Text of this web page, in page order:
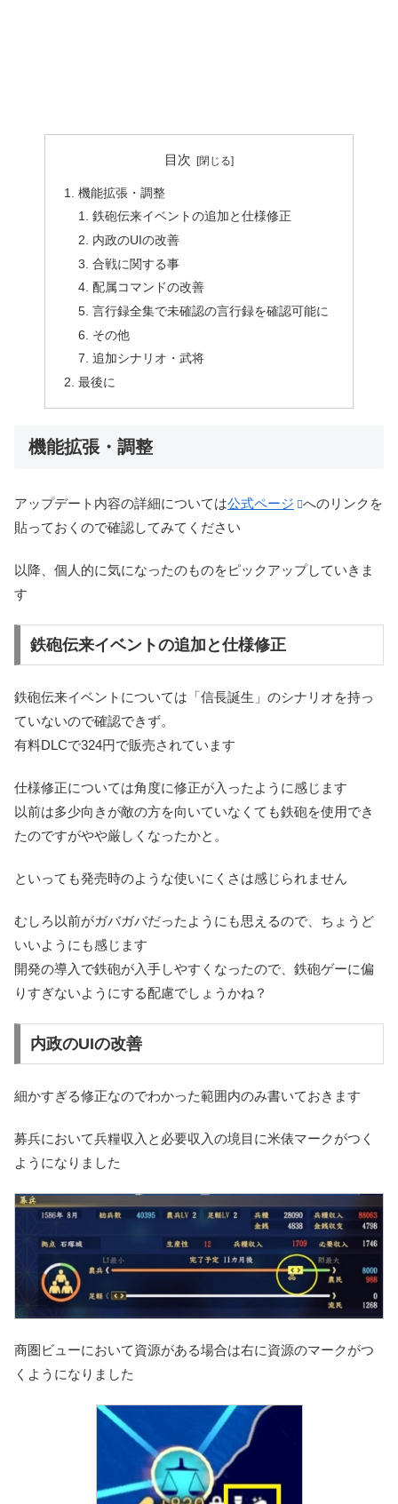
目次
機能拡張・調整
鉄砲伝来イベントの追加と仕様修正
内政のUIの改善
合戦に関する事
配属コマンドの改善
言行録全集で未確認の言行録を確認可能に
その他
追加シナリオ・武将
最後に
機能拡張・調整
アップデート内容の詳細については公式ページ
へのリンクを
貼っておくので確認してみてください
以降、個人的に気になったのものをピックアップしていきま
す
鉄砲伝来イベントの追加と仕様修正
鉄砲伝来イベントについては「信長誕生」のシナリオを持っ
ていないので確認できず。
有料DLCで324円で販売されています
仕様修正については角度に修正が入った ように感じます
以前は多少向きが敵の方を向いていなくても鉄砲を使用でき
たのですがやや厳しくなったかと。
といっても発売時のような使いにくさは感じられません
むしろ以前がガバガバだったようにも思えるので、ちょうど
いいようにも感じます
開発の導入で鉄砲が入手しやすくなったので、鉄砲ゲーに偏
りすぎないようにする配慮でしょうかね？
内政のUIの改善
細かすぎる修正なのでわかった範囲内のみ書いておきます
募兵において兵糧収入と必要収入の境目に米俵マークがつく
ようになりました
商圏ビューにおいて資源がある場合は右に資源のマークがつ
くようになりました